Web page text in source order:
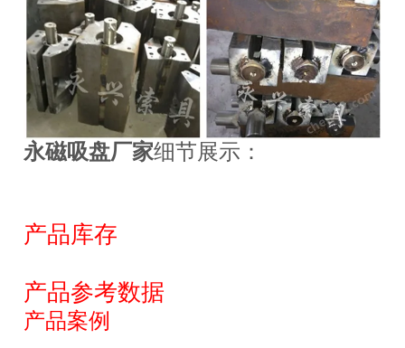
永磁吸盘厂家细节展示：
产品库存
产品参考数据
产品案例